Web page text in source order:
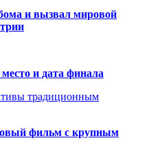
и вызвал мировой
и дата финала
традиционным
фильм с крупным